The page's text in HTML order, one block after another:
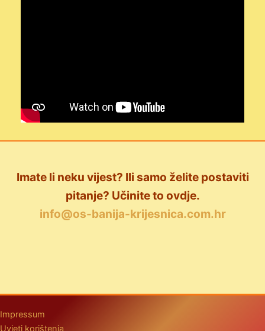
Imate li neku vijest? Ili samo želite postaviti
pitanje? Učinite to ovdje.
info@os-banija-krijesnica.com.hr
Impressum